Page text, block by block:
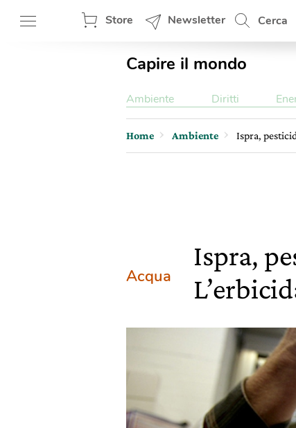
Store Newsletter Cerca
Capire il mondo
Ambiente Diritti
Home Ambiente Ispra,
Acqua
Ispra,